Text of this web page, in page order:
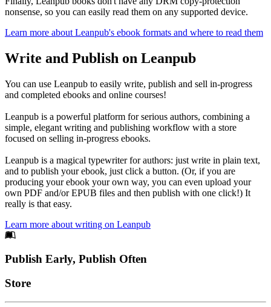
nonsense, so you can easily read them on any supported device.
Learn more about Leanpub's ebook formats and where to read them
Write and Publish on Leanpub
You can use Leanpub to easily write, publish and sell in-progress
and completed ebooks and online courses!
Leanpub is a powerful platform for serious authors, combining a
simple, elegant writing and publishing workflow with a store
focused on selling in-progress ebooks.
Leanpub is a magical typewriter for authors: just write in plain text,
and to publish your ebook, just click a button. (Or, if you are
producing your ebook your own way, you can even upload your
own PDF and/or EPUB files and then publish with one click!) It
really is that easy.
Learn more about writing on Leanpub
Footer
Publish Early, Publish Often
Links
Store